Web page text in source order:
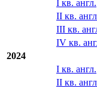
I кв. англ.
II кв.
III кв.
IV кв.
2024
I кв. англ.
II кв.